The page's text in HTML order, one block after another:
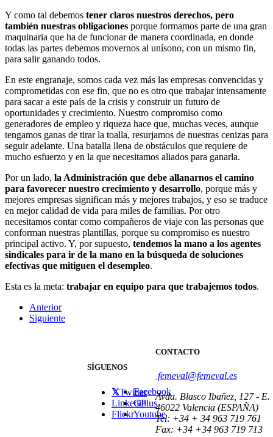
Y como tal debemos tener claros nuestros derechos, pero
también nuestras obligaciones porque formamos parte de una gran
maquinaria que ha de funcionar de manera coordinada, en donde
todas las partes debemos movernos al unísono, con un mismo fin,
para salir ganando todos.
En este engranaje, somos cada vez más las empresas convencidas y
comprometidas con ese fin, que no es otro que trabajar intensamente
para sacar a este país de la crisis y construir un futuro de
oportunidades y crecimiento. Nuestro compromiso como
generadores de empleo y riqueza hace que, muchas veces, aunque
tengamos ganas de tirar la toalla, resurjamos de nuestras cenizas para
seguir adelante. Una batalla llena de obstáculos que requiere de
mucho esfuerzo y en la que necesitamos aliados para ganarla.
Por un lado, la Administración que debe allanarnos el camino
para favorecer nuestro crecimiento y desarrollo, porque más y
mejores empresas significan más y mejores trabajos, y eso se traduce
en mejor calidad de vida para miles de familias. Por otro
necesitamos contar como compañeros de viaje con las personas que
conforman nuestras plantillas, porque su compromiso es nuestro
principal activo. Y, por supuesto, tendemos la mano a los agentes
sindicales para ir de la mano en la búsqueda de soluciones
efectivas que mitiguen el desempleo.
Esta es la meta: trabajar en equipo para que trabajemos todos.
Anterior
Siguiente
SÍGUENOS
TwitterFacebook
LinkedinGPlus
FlickrYoutube
CONTACTO
femeval@femeval.es
Avda. Blasco Ibañez, 127 - E.
46022 Valencia (ESPAÑA)
Tel: +34 + 34 963 719 761
Fax: +34 +34 963 719 713